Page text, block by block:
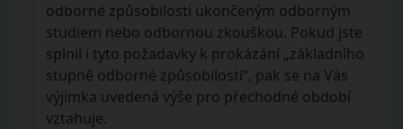
odborné způsobilosti ukončeným odborným
studiem nebo odbornou zkouškou. Pokud jste
splnil i tyto požadavky k prokázání „základního
stupně odborné způsobilosti“, pak se na Vás
výjimka uvedená výše pro přechodné období
vztahuje.